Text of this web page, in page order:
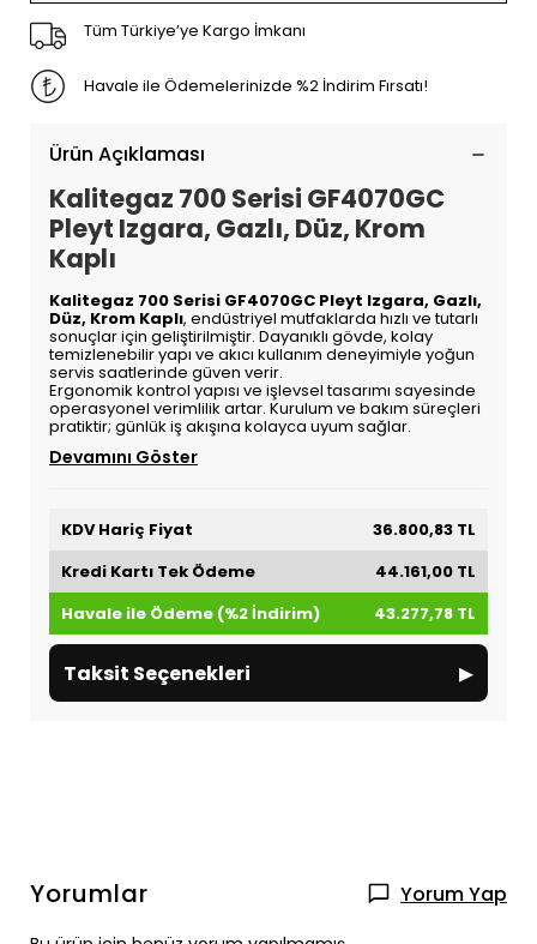
Tüm Türkiye’ye Kargo İmkanı
Havale ile Ödemelerinizde %2 İndirim Fırsatı!
Ürün Açıklaması
Kalitegaz 700 Serisi GF4070GC
Pleyt Izgara, Gazlı, Düz, Krom
Kaplı
Kalitegaz 700 Serisi GF4070GC Pleyt Izgara, Gazlı,
Düz, Krom Kaplı, endüstriyel mutfaklarda hızlı ve tutarlı
sonuçlar için geliştirilmiştir. Dayanıklı gövde, kolay
temizlenebilir yapı ve akıcı kullanım deneyimiyle yoğun
servis saatlerinde güven verir.
Ergonomik kontrol yapısı ve işlevsel tasarımı sayesinde
operasyonel verimlilik artar. Kurulum ve bakım süreçleri
pratiktir; günlük iş akışına kolayca uyum sağlar.
Devamını Göster
KDV Hariç Fiyat
36.800,83 TL
Kredi Kartı Tek Ödeme
44.161,00 TL
Havale ile Ödeme (%2 İndirim)
43.277,78 TL
Taksit Seçenekleri ▸
Yorumlar Yorum Yap